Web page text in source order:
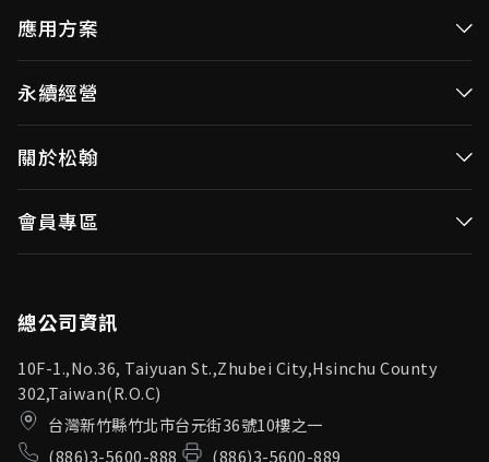
視訊/影像控制器
無線視頻傳輸
OID產品(Optical ID)
應用方案
視訊／影像控制器
無線視頻傳輸
永續經營
投資人專區
利害關係人
關於松翰
會員專區
總公司資訊
10F-1.,No.36, Taiyuan St.,Zhubei City,Hsinchu County
302,Taiwan(R.O.C)
台灣新竹縣竹北市台元街36號10樓之一
(886)3-5600-888
(886)3-5600-889